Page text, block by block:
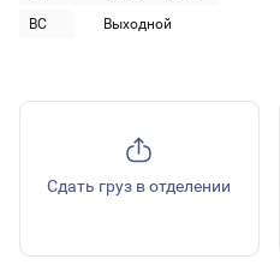
ВС
Выходной
Сдать груз в отделении